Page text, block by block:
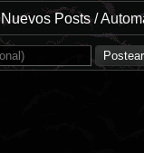
Nuevos Posts/